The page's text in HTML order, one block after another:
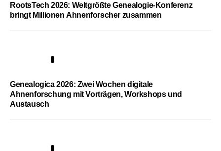
RootsTech 2026: Weltgrößte Genealogie-Konferenz
bringt Millionen Ahnenforscher zusammen
Genealogica 2026: Zwei Wochen digitale
Ahnenforschung mit Vorträgen, Workshops und
Austausch